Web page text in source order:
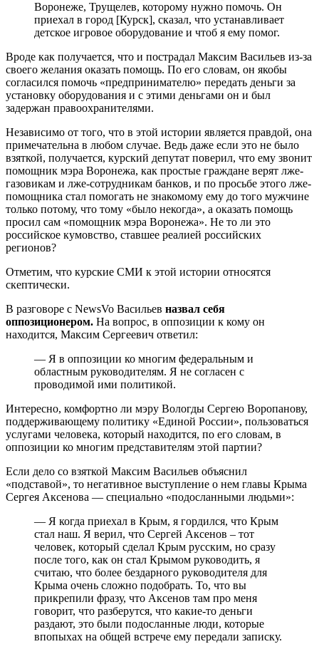
Воронеже, Трущелев, которому нужно помочь. Он
приехал в город [Курск], сказал, что устанавливает
детское игровое оборудование и чтоб я ему помог.
Вроде как получается, что и пострадал Максим Васильев из-за
своего желания оказать помощь. По его словам, он якобы
согласился помочь «предпринимателю» передать деньги за
установку оборудования и с этими деньгами он и был
задержан правоохранителями.
Независимо от того, что в этой истории является правдой, она
примечательна в любом случае. Ведь даже если это не было
взяткой, получается, курский депутат поверил, что ему звонит
помощник мэра Воронежа, как простые граждане верят лже-
газовикам и лже-сотрудникам банков, и по просьбе этого лже-
помощника стал помогать не знакомому ему до того мужчине
только потому, что тому «было некогда», а оказать помощь
просил сам «помощник мэра Воронежа». Не то ли это
российское кумовство, ставшее реалией российских
регионов?
Отметим, что курские СМИ к этой истории относятся
скептически.
В разговоре с NewsVo Васильев назвал себя
оппозиционером. На вопрос, в оппозиции к кому он
находится, Максим Сергеевич ответил:
— Я в оппозиции ко многим федеральным и
областным руководителям. Я не согласен с
проводимой ими политикой.
Интересно, комфортно ли мэру Вологды Сергею Воропанову,
поддерживающему политику «Единой России», пользоваться
услугами человека, который находится, по его словам, в
оппозиции ко многим представителям этой партии?
Если дело со взяткой Максим Васильев объяснил
«подставой», то негативное выступление о нем главы Крыма
Сергея Аксенова — специально «подосланными людьми»:
— Я когда приехал в Крым, я гордился, что Крым
стал наш. Я верил, что Сергей Аксенов – тот
человек, который сделал Крым русским, но сразу
после того, как он стал Крымом руководить, я
считаю, что более бездарного руководителя для
Крыма очень сложно подобрать. То, что вы
прикрепили фразу, что Аксенов там про меня
говорит, что разберутся, что какие-то деньги
раздают, это были подосланные люди, которые
впопыхах на общей встрече ему передали записку.